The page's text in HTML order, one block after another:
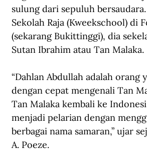
sulung dari sepuluh
Sekolah Raja (Kweekschool) di
(sekarang Bukittinggi), dia
Sutan Ibrahim atau Tan Malaka.
“Dahlan Abdullah adalah orang
dengan cepat mengenali Tan
Tan Malaka kembali ke
menjadi pelarian dengan
berbagai nama samaran,” ujar
A. Poeze.